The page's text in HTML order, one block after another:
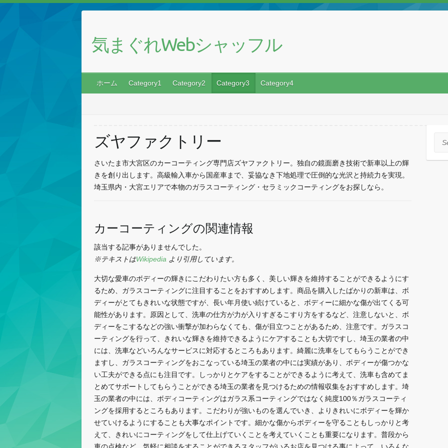
気まぐれWebシャッフル
ホーム Category1 Category2 Category3 Category4
ズヤファクトリー
さいたま市大宮区のカーコーティング専門店ズヤファクトリー。独自の鏡面磨き技術で新車以上の輝
きを創り出します。高級輸入車から国産車まで、妥協なき下地処理で圧倒的な光沢と持続力を実現。
埼玉県内・大宮エリアで本物のガラスコーティング・セラミックコーティングをお探しなら。
カーコーティングの関連情報
該当する記事がありませんでした。
※テキストはWikipedia より引用しています。
大切な愛車のボディーの輝きにこだわりたい方も多く、美しい輝きを維持することができるようにす
るため、ガラスコーティングに注目することをおすすめします。商品を購入したばかりの新車は、ボ
ディーがとてもきれいな状態ですが、長い年月使い続けていると、ボディーに細かな傷が出てくる可
能性があります。原因として、洗車の仕方が力が入りすぎるこすり方をするなど、注意しないと、ボ
ディーをこするなどの強い衝撃が加わらなくても、傷が目立つことがあるため、注意です。ガラスコ
ーティングを行って、きれいな輝きを維持できるようにケアすることも大切ですし、埼玉の業者の中
には、洗車などいろんなサービスに対応するところもあります。綺麗に洗車をしてもらうことができ
ますし、ガラスコーティングをおこなっている埼玉の業者の中には実績があり、ボディーが傷つかな
い工夫ができる点にも注目です。しっかりとケアをすることができるように考えて、洗車も含めてま
とめてサポートしてもらうことができる埼玉の業者を見つけるための情報収集をおすすめします。埼
玉の業者の中には、ボディコーティングはガラス系コーティングではなく純度100％ガラスコーティ
ングを採用するところもあります。こだわりが強いものを選んでいき、よりきれいにボディーを輝か
せていけるようにすることも大事なポイントです。細かな傷からボディーを守ることもしっかりと考
えて、きれいにコーティングをして仕上げていくことを考えていくことも重要になります。普段から